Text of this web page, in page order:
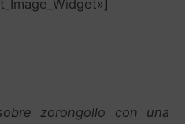
zorongollo con una